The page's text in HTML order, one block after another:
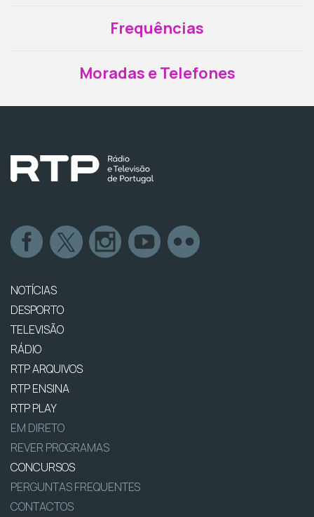
Frequências
Moradas e Telefones
NOTÍCIAS
DESPORTO
TELEVISÃO
RÁDIO
RTP ARQUIVOS
RTP ENSINA
RTP PLAY
EM DIRETO
REVER PROGRAMAS
CONCURSOS
PERGUNTAS FREQUENTES
CONTACTOS